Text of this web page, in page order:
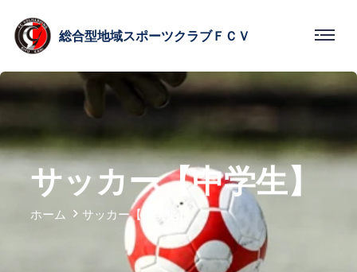
総合型地域スポーツクラブＦＣＶ
サッカー【中学生】
ホーム サッカー【中学生】